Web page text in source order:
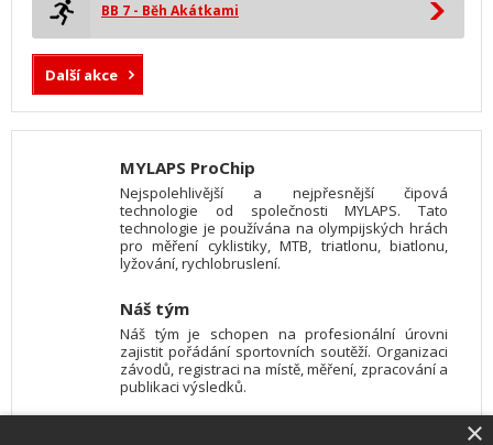
BB 7 - Běh Akátkami
Další akce
MYLAPS ProChip
Nejspolehlivější a nejpřesnější čipová
technologie od společnosti MYLAPS. Tato
technologie je používána na olympijských hrách
pro měření cyklistiky, MTB, triatlonu, biatlonu,
lyžování, rychlobruslení.
Náš tým
Náš tým je schopen na profesionální úrovni
zajistit pořádání sportovních soutěží. Organizaci
závodů, registraci na místě, měření, zpracování a
publikaci výsledků.
×